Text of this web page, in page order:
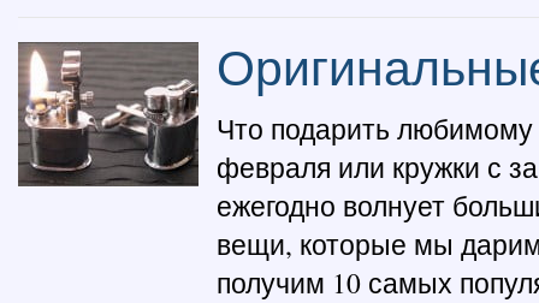
Что подарить
февраля или кружки с
ежегодно волнует
вещи, которые мы дарим
получим 10 самых